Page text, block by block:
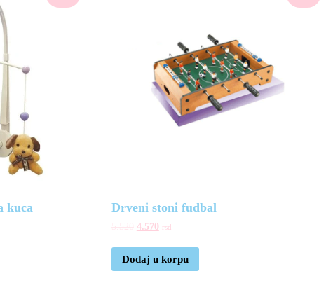
kuca Drveni stoni fudbal
4.570 rsd
Dodaj u korpu